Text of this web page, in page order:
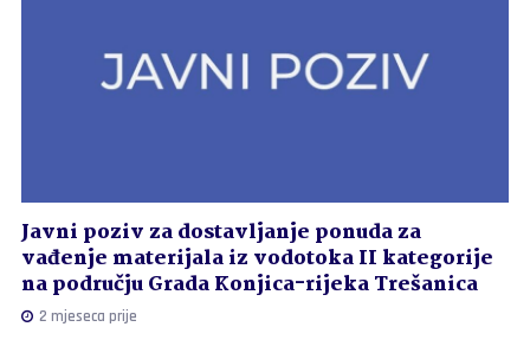
Javni poziv za dostavljanje ponuda za
vađenje materijala iz vodotoka II kategorije
na području Grada Konjica-rijeka Trešanica
2 mjeseca prije